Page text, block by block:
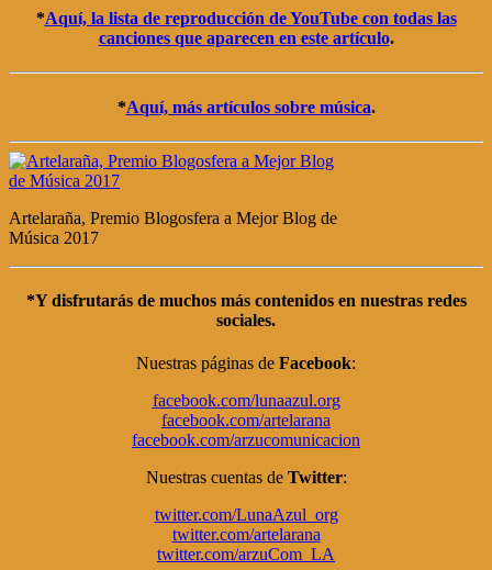
*Aquí, la lista de reproducción de YouTube con todas las
canciones que aparecen en este artículo.
*Aquí, más artículos sobre música.
Artelaraña, Premio Blogosfera a Mejor Blog de
Música 2017
*Y disfrutarás de muchos más contenidos en nuestras redes
sociales.
Nuestras páginas de Facebook:
facebook.com/lunaazul.org
facebook.com/artelarana
facebook.com/arzucomunicacion
Nuestras cuentas de Twitter:
twitter.com/LunaAzul_org
twitter.com/artelarana
twitter.com/arzuCom_LA